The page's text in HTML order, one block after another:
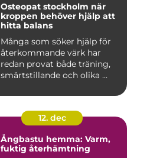
Osteopat stockholm när
kroppen behöver hjälp att
hitta balans
Många som söker hjälp för
återkommande värk har
redan provat både träning,
smärtstillande och olika ...
12. dec
Ångbastu hemma: Varm,
fuktig återhämtning